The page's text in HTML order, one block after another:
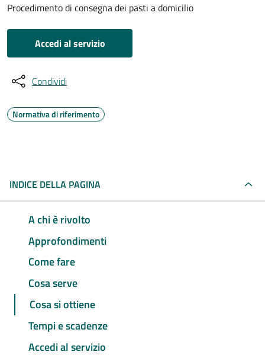
Procedimento di consegna dei pasti a domicilio
Accedi al servizio
Condividi
Normativa di riferimento
INDICE DELLA PAGINA
A chi è rivolto
Approfondimenti
Come fare
Cosa serve
Cosa si ottiene
Tempi e scadenze
Accedi al servizio